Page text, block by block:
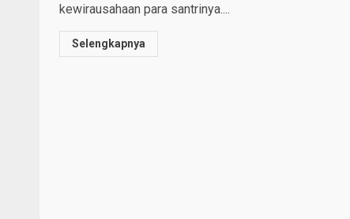
kewirausahaan para santrinya....
Selengkapnya